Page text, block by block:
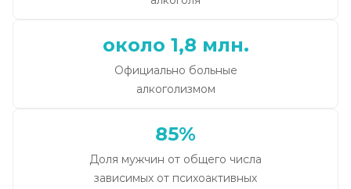
около 1,8 млн.
Официально больные
алкоголизмом
85%
Доля мужчин от общего числа
зависимых от психоактивных